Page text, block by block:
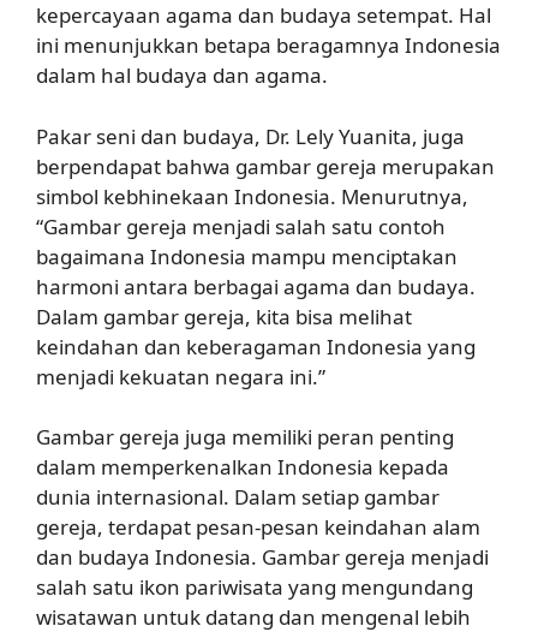
kepercayaan agama dan budaya setempat. Hal
ini menunjukkan betapa beragamnya Indonesia
dalam hal budaya dan agama.
Pakar seni dan budaya, Dr. Lely Yuanita, juga
berpendapat bahwa gambar gereja merupakan
simbol kebhinekaan Indonesia. Menurutnya,
“Gambar gereja menjadi salah satu contoh
bagaimana Indonesia mampu menciptakan
harmoni antara berbagai agama dan budaya.
Dalam gambar gereja, kita bisa melihat
keindahan dan keberagaman Indonesia yang
menjadi kekuatan negara ini.”
Gambar gereja juga memiliki peran penting
dalam memperkenalkan Indonesia kepada
dunia internasional. Dalam setiap gambar
gereja, terdapat pesan-pesan keindahan alam
dan budaya Indonesia. Gambar gereja menjadi
salah satu ikon pariwisata yang mengundang
wisatawan untuk datang dan mengenal lebih